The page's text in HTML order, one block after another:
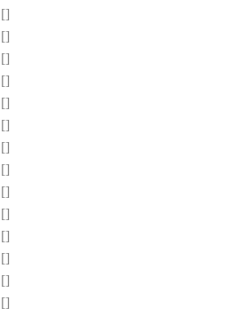
[]
[]
[]
[]
[]
[]
[]
[]
[]
[]
[]
[]
[]
[]